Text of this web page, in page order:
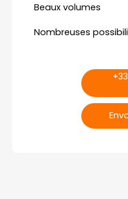
Beaux volumes
Nombreuses